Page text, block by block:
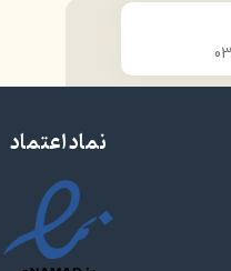
نماد اعتماد